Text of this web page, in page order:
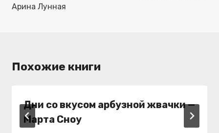
Арина Лунная
Похожие книги
Дни со вкусом арбузной жвачки —
Марта Сноу